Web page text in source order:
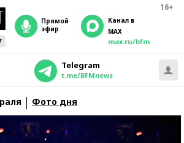
16+
прямой
эфир
Канал в
MAX
max.ru/bfm
Telegram
t.me/BFMnews
Фото дня